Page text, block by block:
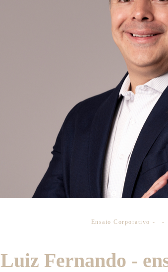
Ensaio Corporativo
Luiz Fernando -